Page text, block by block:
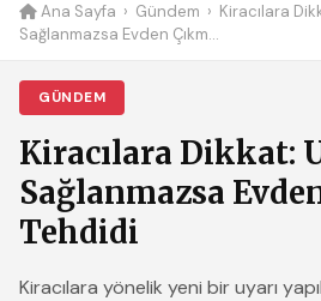
Ana Sayfa › Gündem › Kiracılara
Sağlanmazsa Evden Çıkm...
GÜNDEM
Kiracılara Dikkat:
Sağlanmazsa
Tehdidi
Kiracılara yönelik yeni bir uyarı